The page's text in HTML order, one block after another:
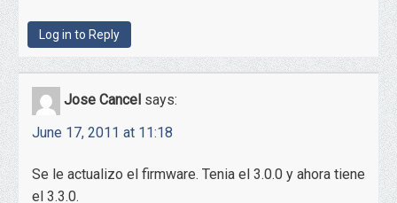
Log in to Reply
Jose Cancel says:
June 17, 2011 at 11:18
Se le actualizo el firmware. Tenia el 3.0.0 y ahora tiene
el 3.3.0.